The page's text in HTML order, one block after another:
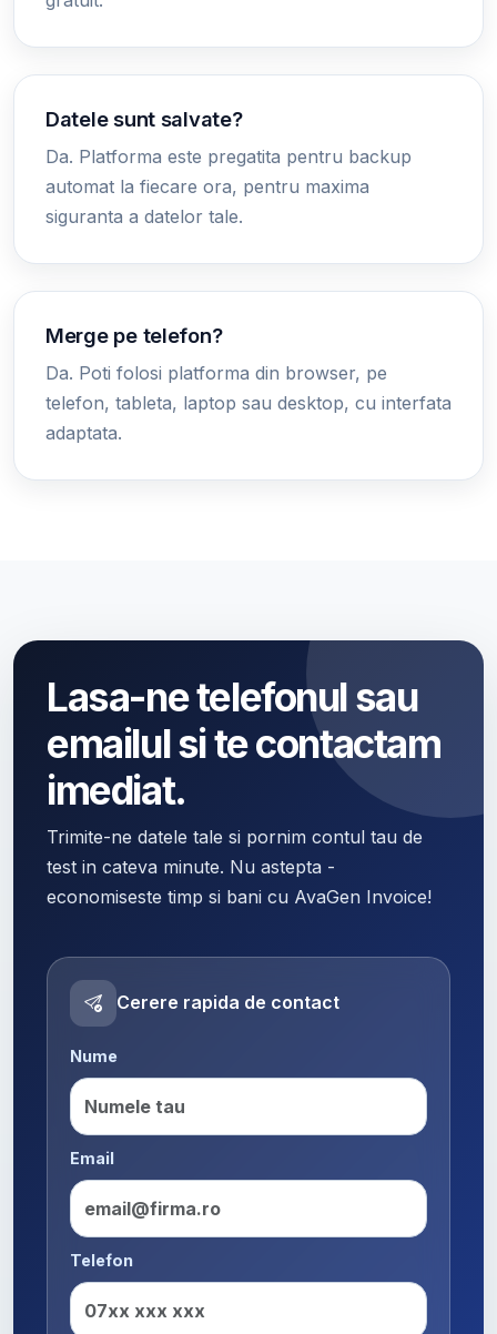
Datele sunt salvate?
Da. Platforma este pregatita pentru backup
automat la fiecare ora, pentru maxima
siguranta a datelor tale.
Merge pe telefon?
Da. Poti folosi platforma din browser, pe
telefon, tableta, laptop sau desktop, cu interfata
adaptata.
Lasa-ne telefonul sau
emailul si te contactam
imediat.
Trimite-ne datele tale si pornim contul tau de
test in cateva minute. Nu astepta -
economiseste timp si bani cu AvaGen Invoice!
Cerere rapida de contact
Nume
Email
Telefon